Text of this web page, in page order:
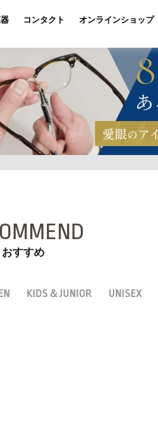
コンタクト オンラインショップ
おすすめ
KIDS＆JUNIOR UNISEX